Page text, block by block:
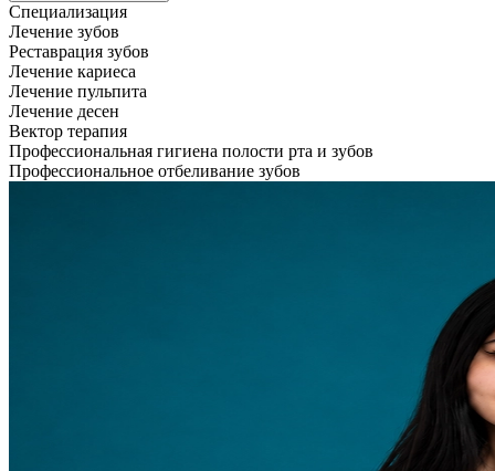
Специализация
Лечение зубов
Реставрация зубов
Лечение кариеса
Лечение пульпита
Лечение десен
Вектор терапия
Профессиональная гигиена полости рта и зубов
Профессиональное отбеливание зубов